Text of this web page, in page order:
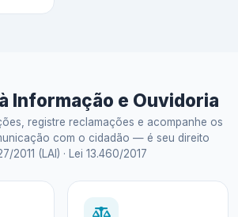
Informação e Ouvidoria
registre reclamações e acompanhe os
com o cidadão — é seu direito
2011 (LAI) · Lei 13.460/2017